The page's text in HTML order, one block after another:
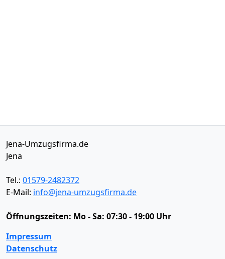
Jena-Umzugsfirma.de
Jena
Tel.: 01579-2482372
E-Mail: info@jena-umzugsfirma.de
Öffnungszeiten: Mo - Sa: 07:30 - 19:00 Uhr
Impressum
Datenschutz